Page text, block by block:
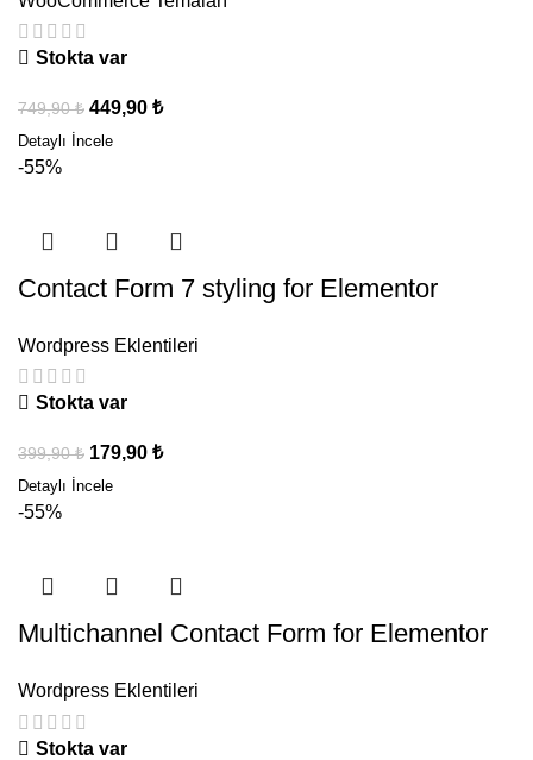
Stokta var
749,90₺ 449,90 ₺
-55%
Contact Form 7 styling for Elementor
Wordpress Eklentileri
Stokta var
399,90₺ 179,90 ₺
-55%
Multichannel Contact Form for Elementor
Wordpress Eklentileri
Stokta var